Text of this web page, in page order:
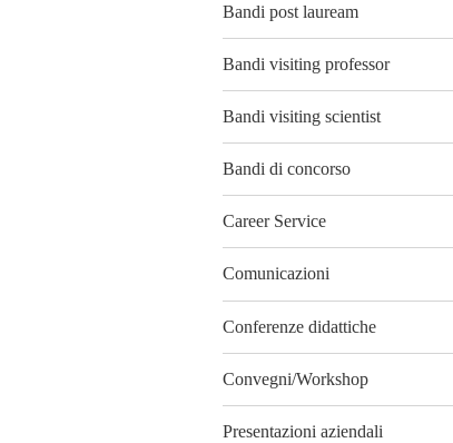
Bandi post lauream
Bandi visiting professor
Bandi visiting scientist
Bandi di concorso
Career Service
Comunicazioni
Conferenze didattiche
Convegni/Workshop
Presentazioni aziendali